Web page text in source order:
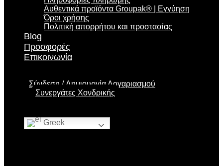
Αυθεντικά προϊόντα Groupak® | Εγγύηση
Όροι χρήσης
Πολιτική απορρήτου και προστασίας
Blog
Προσφορές
Επικοινωνία
Greek
Σύνδεση
Δημιουργία Λογαριασμού
Συνεργάτες Χονδρικής